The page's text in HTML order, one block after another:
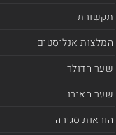
תקשורת
המלצות אנליסטים
שער הדולר
שער האירו
הוראות סגירה